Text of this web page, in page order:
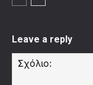
Leave a reply